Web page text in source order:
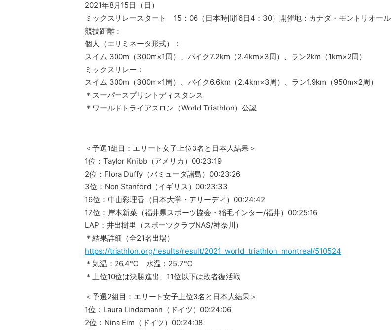
2021年8月15日（日）
ミックスリレースタート 15：06（日本時間16日4：30）開催地：カナダ・モントリオール
競技距離：
個人（エリミネータ形式）：
スイム 300m（300m×1周）、バイク7.2km（2.4km×3周）、ラン2km（1km×2周）
ミックスリレー：
スイム 300m（300m×1周）、バイク6.6km（2.4km×3周）、ラン1.9km（950m×2周）
＊スーパースプリントディスタンス
＊ワールドトライアスロン（World Triathlon）公認
＜予選1組目：エリート女子上位3名と日本人結果＞
1位：Taylor Knibb（アメリカ）00:23:19
2位：Flora Duffy（バミューダ諸島）00:23:26
3位：Non Stanford（イギリス）00:23:33
16位：中山彩理香（日本大学・アリーディ）00:24:42
17位：岸本新菜（福井県スポーツ協会・稲毛インター/福井）00:25:16
LAP：井出樹里（スポーツクラブNAS/神奈川）
＊結果詳細（全21名出場）
https://triathlon.org/results/result/2021_world_triathlon_montreal/510524
＊気温：26.4℃ 水温：25.7℃
＊上位10位は決勝進出、11位以下は敗者復活戦
＜予選2組目：エリート女子上位3名と日本人結果＞
1位：Laura Lindemann（ドイツ）00:24:06
2位：Nina Eim（ドイツ）00:24:08